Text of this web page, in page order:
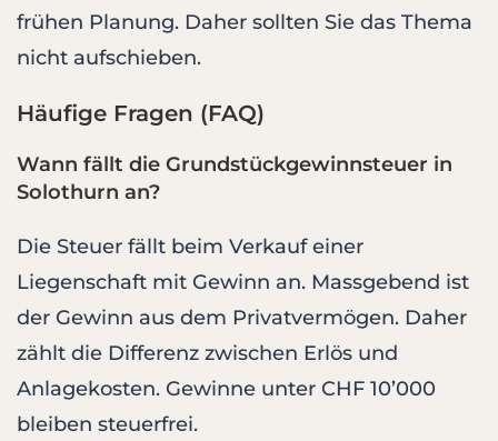
frühen Planung. Daher sollten Sie das Thema
nicht aufschieben.
Häufige Fragen (FAQ)
Wann fällt die Grundstückgewinnsteuer in
Solothurn an?
Die Steuer fällt beim Verkauf einer
Liegenschaft mit Gewinn an. Massgebend ist
der Gewinn aus dem Privatvermögen. Daher
zählt die Differenz zwischen Erlös und
Anlagekosten. Gewinne unter CHF 10’000
bleiben steuerfrei.